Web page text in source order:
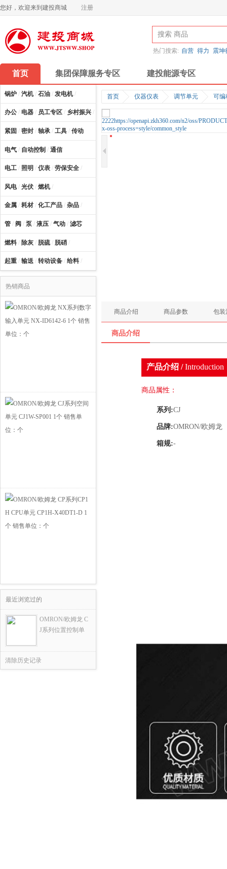
您好，欢迎来到建投商城 注册
热门搜索: 自营 得力 震坤
首页 集团保障服务专区 建投能源专区
锅炉 / 汽机/ 石油 / 发电机/
办公 / 电器 / 员工专区 / 乡村振兴 /
紧固 / 密封 / 轴承 / 工具 / 传动
电气 / 自动控制 / 通信
电工 / 照明 / 仪表 / 劳保安全 /
风电/ 光伏 / 燃机/
金属 / 耗材 / 化工产品 / 杂品 /
管 / 阀 / 泵 / 液压 / 气动 / 滤芯
燃料 / 除灰 / 脱硫/ 脱硝 /
起重 / 输送 / 转动设备 / 给料 /
热销商品
最近浏览过的
OMRON/欧姆龙 C
J系列位置控制单
清除历史记录
首页 仪器仪表 调节单元 可编
商品介绍 商品参数 包装
商品介绍
产品介绍 /Introduction
商品属性：
系列:CJ
品牌:OMRON/欧姆龙
箱规:-